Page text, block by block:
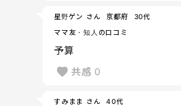
星野ゲン さん 京都府
30代
ママ友・知人の口コミ
予算
共感 0
すみまま さん
40代